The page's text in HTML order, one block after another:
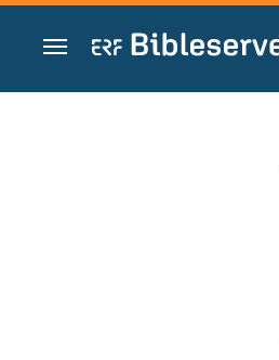
Ir a un contenido